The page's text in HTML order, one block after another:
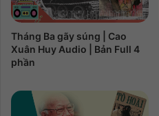
Tháng Ba gãy súng | Cao
Xuân Huy Audio | Bản Full 4
phần